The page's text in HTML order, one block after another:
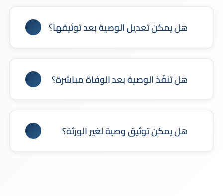
هل يمكن تعديل الوصية بعد توثيقها؟
نعم، يمكن تعديلها أو إلغاؤها في أي وقت.
هل تنفّذ الوصية بعد الوفاة مباشرة؟
نعم، بعد إصدار الصك القضائي اللازم.
هل يمكن توثيق وصية لغير الورثة؟